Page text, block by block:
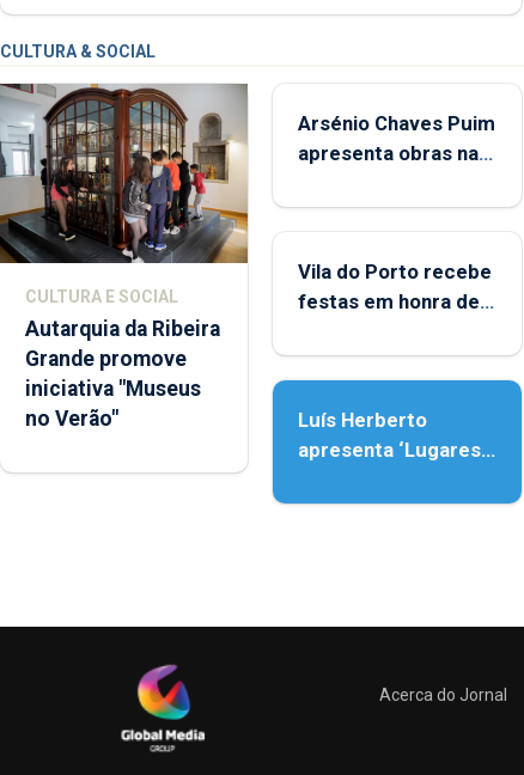
CULTURA & SOCIAL
CULTURA E SOCIAL
Autarquia da Ribeira
Grande promove
iniciativa "Museus
no Verão"
Arsénio Chaves Puim
apresenta obras na
Porto
Vila do Porto recebe
festas em honra de
Assunção
Luís Herberto
apresenta ‘Lugares
Acerca do Jornal